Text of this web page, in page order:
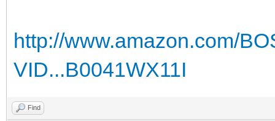
http://www.amazon.com/
VID...B0041WX11I
Find